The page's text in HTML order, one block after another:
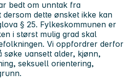
bedt om unntak fra
dette ønsket ikke kan
§ 25. Fylkeskommunen er
i størst mulig grad skal
Vi oppfordrer derfor
uansett alder, kjønn,
seksuell orientering,